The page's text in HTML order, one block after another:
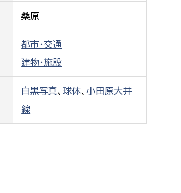
地域交通課
建築指導課
開発審査課
消防
消防総務課
桑原
都市・交通
建物・施設
白黒写真、 球体、小田原大井
線